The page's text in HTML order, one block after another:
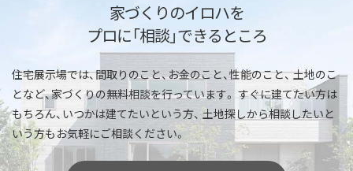
家づくりのイロハを
プロに「相談」できるところ
住宅展示場では、間取りのこと、お金のこと、性能のこと、土地のこ
となど、家づくりの無料相談を行っています。 すぐに建てたい方は
もちろん、いつかは建てたいという方、 土地探しから相談したいと
いう方もお気軽にご相談ください。